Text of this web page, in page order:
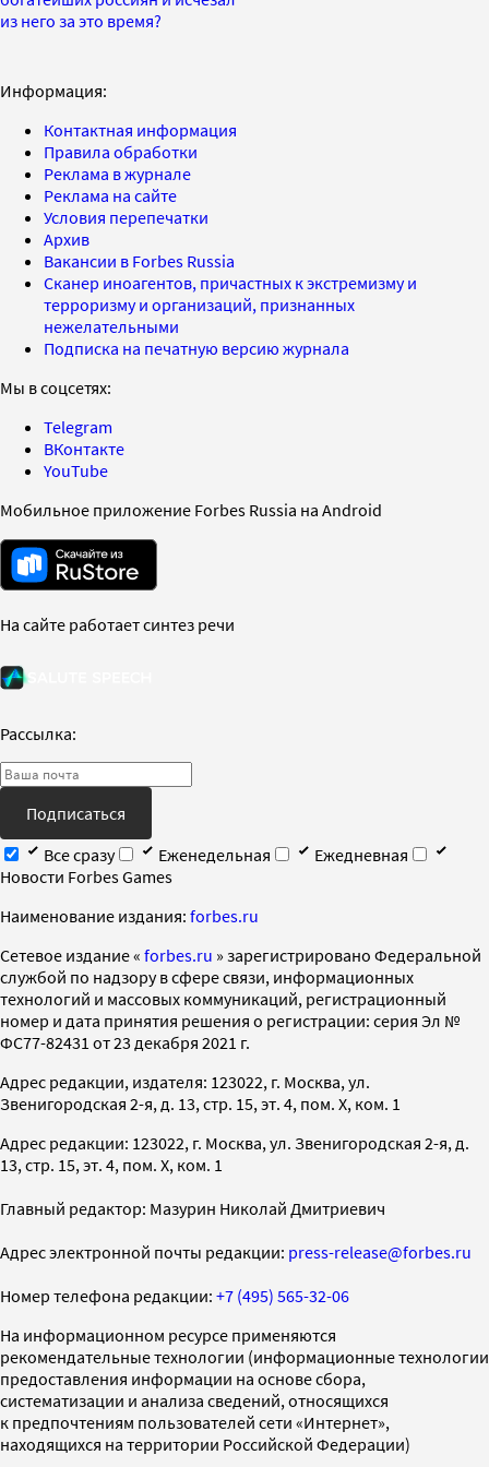
из него за это время?
Информация:
Контактная информация
Правила обработки
Реклама в журнале
Реклама на сайте
Условия перепечатки
Архив
Вакансии в Forbes Russia
Сканер иноагентов, причастных к экстремизму и
терроризму и организаций, признанных
нежелательными
Подписка на печатную версию журнала
Мы в соцсетях:
Telegram
ВКонтакте
YouTube
Мобильное приложение Forbes Russia на Android
На сайте работает синтез речи
Рассылка:
Подписаться
Все сразу
Еженедельная
Ежедневная
Новости Forbes Games
Наименование издания: forbes.ru
Cетевое издание « forbes.ru » зарегистрировано Федеральной
службой по надзору в сфере связи, информационных
технологий и массовых коммуникаций, регистрационный
номер и дата принятия решения о регистрации: серия Эл №
ФС77-82431 от 23 декабря 2021 г.
Адрес редакции, издателя: 123022, г. Москва, ул.
Звенигородская 2-я, д. 13, стр. 15, эт. 4, пом. X, ком. 1
Адрес редакции: 123022, г. Москва, ул. Звенигородская 2-я, д.
13, стр. 15, эт. 4, пом. X, ком. 1
Главный редактор: Мазурин Николай Дмитриевич
Адрес электронной почты редакции: press-release@forbes.ru
Номер телефона редакции: +7 (495) 565-32-06
На информационном ресурсе применяются
рекомендательные технологии (информационные технологии
предоставления информации на основе сбора,
систематизации и анализа сведений, относящихся
к предпочтениям пользователей сети «Интернет»,
находящихся на территории Российской Федерации)